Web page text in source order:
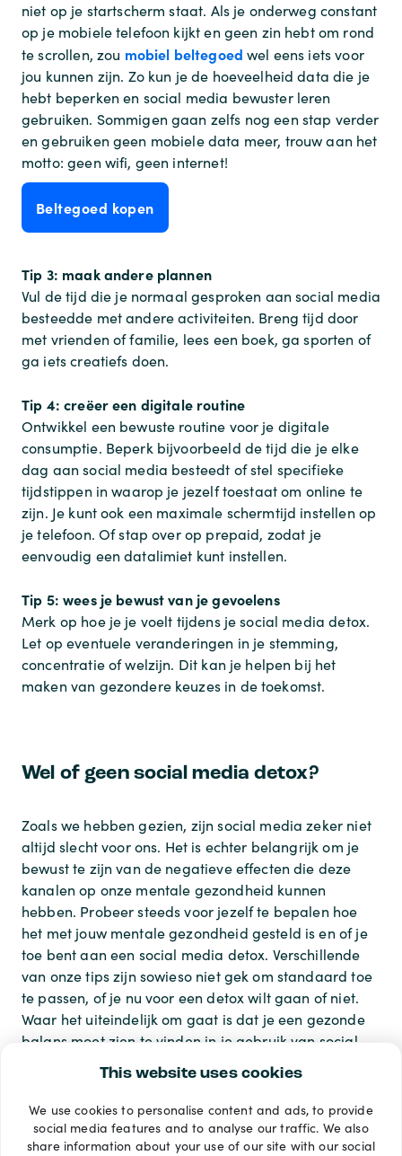
This website uses cookies
We use cookies to personalise content and ads, to provide
social media features and to analyse our traffic. We also
share information about your use of our site with our social
niet op je startscherm staat. Als je onderweg constant
op je mobiele telefoon kijkt en geen zin hebt om rond
te scrollen, zou mobiel beltegoed wel eens iets voor
jou kunnen zijn. Zo kun je de hoeveelheid data die je
hebt beperken en social media bewuster leren
gebruiken. Sommigen gaan zelfs nog een stap verder
en gebruiken geen mobiele data meer, trouw aan het
motto: geen wifi, geen internet!
Beltegoed kopen
Tip 3: maak andere plannen
Vul de tijd die je normaal gesproken aan social media
besteedde met andere activiteiten. Breng tijd door
met vrienden of familie, lees een boek, ga sporten of
ga iets creatiefs doen.
Tip 4: creëer een digitale routine
Ontwikkel een bewuste routine voor je digitale
consumptie. Beperk bijvoorbeeld de tijd die je elke
dag aan social media besteedt of stel specifieke
tijdstippen in waarop je jezelf toestaat om online te
zijn. Je kunt ook een maximale schermtijd instellen op
je telefoon. Of stap over op prepaid, zodat je
eenvoudig een datalimiet kunt instellen.
Tip 5: wees je bewust van je gevoelens
Merk op hoe je je voelt tijdens je social media detox.
Let op eventuele veranderingen in je stemming,
concentratie of welzijn. Dit kan je helpen bij het
maken van gezondere keuzes in de toekomst.
Wel of geen social media detox?
Zoals we hebben gezien, zijn social media zeker niet
altijd slecht voor ons. Het is echter belangrijk om je
bewust te zijn van de negatieve effecten die deze
kanalen op onze mentale gezondheid kunnen
hebben. Probeer steeds voor jezelf te bepalen hoe
het met jouw mentale gezondheid gesteld is en of je
toe bent aan een social media detox. Verschillende
van onze tips zijn sowieso niet gek om standaard toe
te passen, of je nu voor een detox wilt gaan of niet.
Waar het uiteindelijk om gaat is dat je een gezonde
balans moet zien te vinden in je gebruik van social
Betaalmethoden